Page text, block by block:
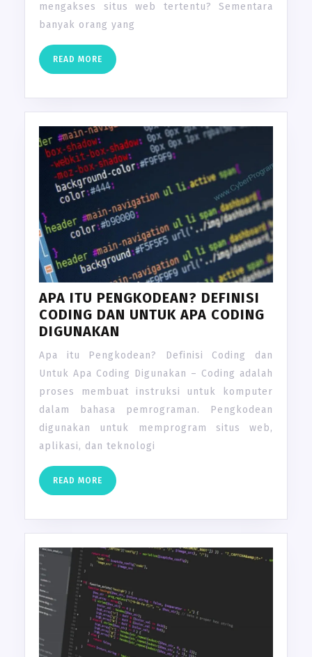
mengakses situs web tertentu? Sementara
banyak orang yang
READ MORE READ
MORE
APA ITU PENGKODEAN? DEFINISI
CODING DAN UNTUK APA CODING
DIGUNAKAN
Apa itu Pengkodean? Definisi Coding dan
Untuk Apa Coding Digunakan – Coding adalah
proses membuat instruksi untuk komputer
dalam bahasa pemrograman. Pengkodean
digunakan untuk memprogram situs web,
aplikasi, dan teknologi
READ MORE READ
MORE